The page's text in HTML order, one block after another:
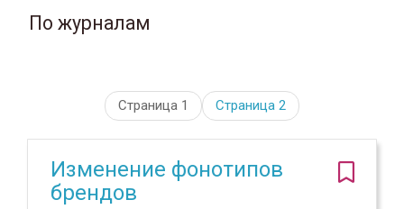
По журналам
Страница 1 Страница 2
Изменение фонотипов
брендов